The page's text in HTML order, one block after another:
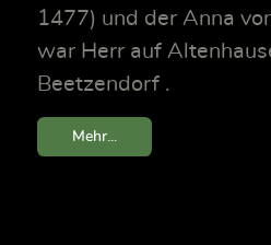
1477) und der Anna
war Herr auf
Beetzendorf .
Mehr...